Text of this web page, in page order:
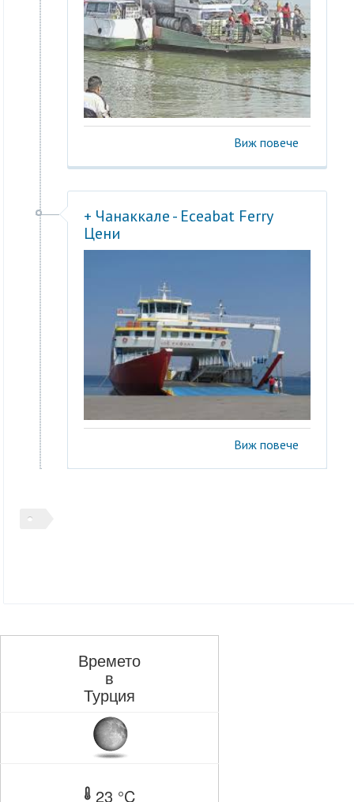
Виж повече
+ Чанаккале - Eceabat Ferry
Цени
Виж повече
Времето
в
Турция
23 °C